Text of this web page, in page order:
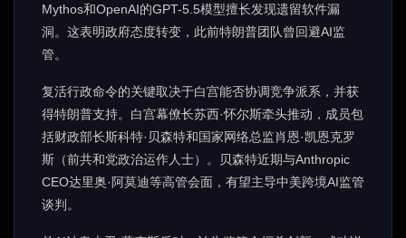
Mythos和OpenAI的GPT-5.5模型擅长发现遗留软件漏
洞。这表明政府态度转变，此前特朗普团队曾回避AI监
管。
复活行政命令的关键取决于白宫能否协调竞争派系，并获
得特朗普支持。白宫幕僚长苏西·怀尔斯牵头推动，成员包
括财政部长斯科特·贝森特和国家网络总监肖恩·凯恩克罗
斯（前共和党政治运作人士）。贝森特近期与Anthropic
CEO达里奥·阿莫迪等高管会面，有望主导中美跨境AI监管
谈判。